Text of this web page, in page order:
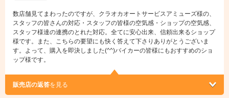
数店舗見てまわったのですが、クラオカオートサービスアミューズ様の、
スタッフの皆さんの対応・スタッフの皆様の空気感・ショップの空気感、
スタッフ様達の連携のとれた対応。全てに安心出来、信頼出来るショップ
様です。また、こちらの要望にも快く答えて下さりありがとうございま
す。よって、購入を即決しました(^^)バイカーの皆様にもおすすめのショ
ップ様です。
販売店の返答を見る